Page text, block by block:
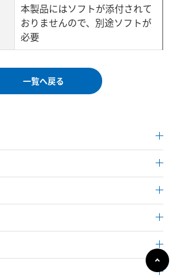
本製品にはソフトが添付されて
おりませんので、別途ソフトが
必要
一覧へ戻る